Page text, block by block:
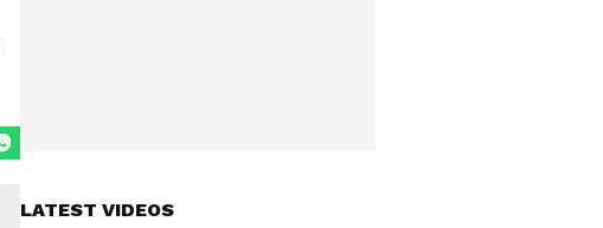
LATEST VIDEOS